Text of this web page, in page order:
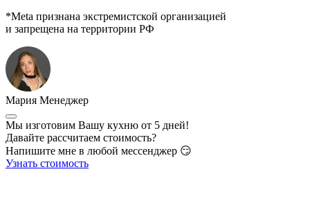
*Meta признана экстремистской организацией
и запрещена на территории РФ
Мария Менеджер
Мы изготовим Вашу кухню от 5 дней!
Давайте рассчитаем стоимость?
Напишите мне в любой мессенджер 😏
Узнать стоимость